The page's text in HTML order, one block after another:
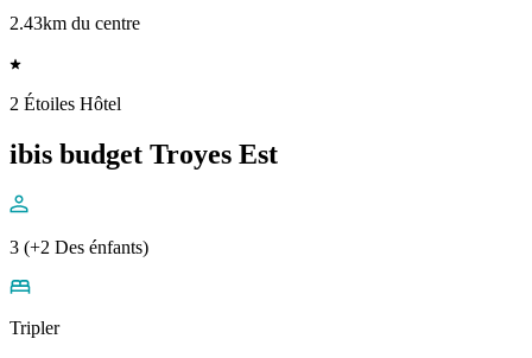
2.43km du centre
2 Étoiles Hôtel
ibis budget Troyes Est
3 (+2 Des énfants)
Tripler